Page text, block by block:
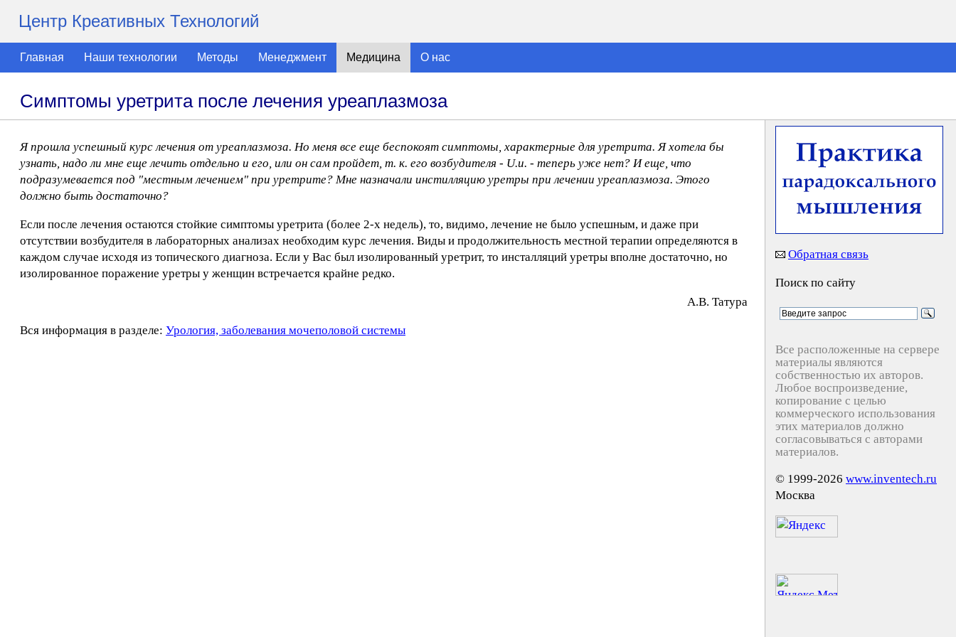
Центр Креативных Технологий
Главная Наши технологии Методы Менеджмент Медицина О нас
Симптомы уретрита после лечения уреаплазмоза
Я прошла успешный курс лечения от уреаплазмоза. Но меня все еще беспокоят симптомы, характерные для уретрита. Я хотела бы
узнать, надо ли мне еще лечить отдельно и его, или он сам пройдет, т. к. его возбудителя - U.u. - теперь уже нет? И еще, что
подразумевается под "местным лечением" при уретрите? Мне назначали инстилляцию уретры при лечении уреаплазмоза. Этого
должно быть достаточно?
Если после лечения остаются стойкие симптомы уретрита (более 2-х недель), то, видимо, лечение не было успешным, и даже при
отсутствии возбудителя в лабораторных анализах необходим курс лечения. Виды и продолжительность местной терапии определяются в
каждом случае исходя из топического диагноза. Если у Вас был изолированный уретрит, то инсталляций уретры вполне достаточно, но
изолированное поражение уретры у женщин встречается крайне редко.
A.B. Taтypa
Вся информация в разделе: Урология, заболевания мочеполовой системы
Обратная связь
Поиск по сайту
Все расположенные на сервере
материалы являются
собственностью их авторов.
Любое воспроизведение,
копирование с целью
коммерческого использования
этих материалов должно
согласовываться с авторами
материалов.
© 1999-2026 www.inventech.ru
Москва